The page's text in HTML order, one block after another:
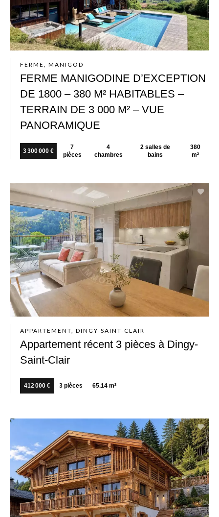
FERME, MANIGOD
FERME MANIGODINE D’EXCEPTION
DE 1800 – 380 M² HABITABLES –
TERRAIN DE 3 000 M² – VUE
PANORAMIQUE
3 300 000 €
7
pièces
4
chambres
2 salles de
bains
380
m²
APPARTEMENT, DINGY-SAINT-CLAIR
Appartement récent 3 pièces à Dingy-
Saint-Clair
412 000 € 3 pièces 65.14 m²